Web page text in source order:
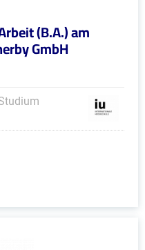
(B.A.) am
GmbH